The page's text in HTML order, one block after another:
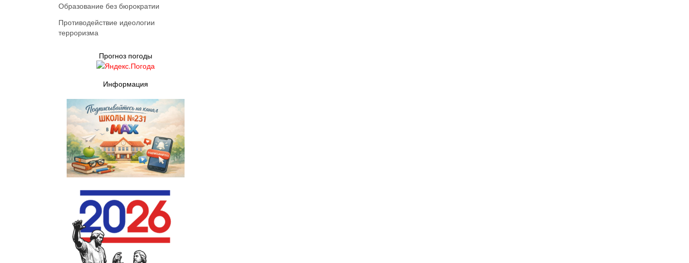
Образование без бюрократии
Противодействие идеологии
терроризма
Прогноз погоды
Информация